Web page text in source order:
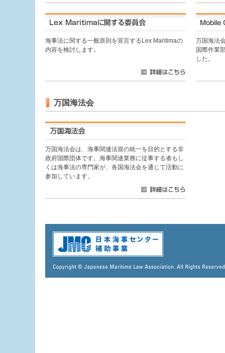
海事法に関する一般原則を宣言するLex Maritimaの
内容を検討します。
万国海法
国際作業
した。
万国海法会
万国海法会は、海事関連法規の統一を目的とする非
政府国際団体です。海事関連業務に従事する者もし
くは海事法の専門家が、各国海法会を通じて活動に
参加しています。